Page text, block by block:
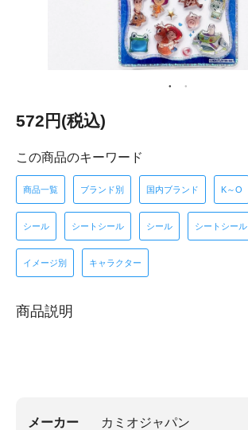
572円(税込)
この商品のキーワード
商品一覧 ブランド別 国内ブランド K～O
シール シートシール シール シートシール
イメージ別 キャラクター
商品説明
メーカー カミオジャパン